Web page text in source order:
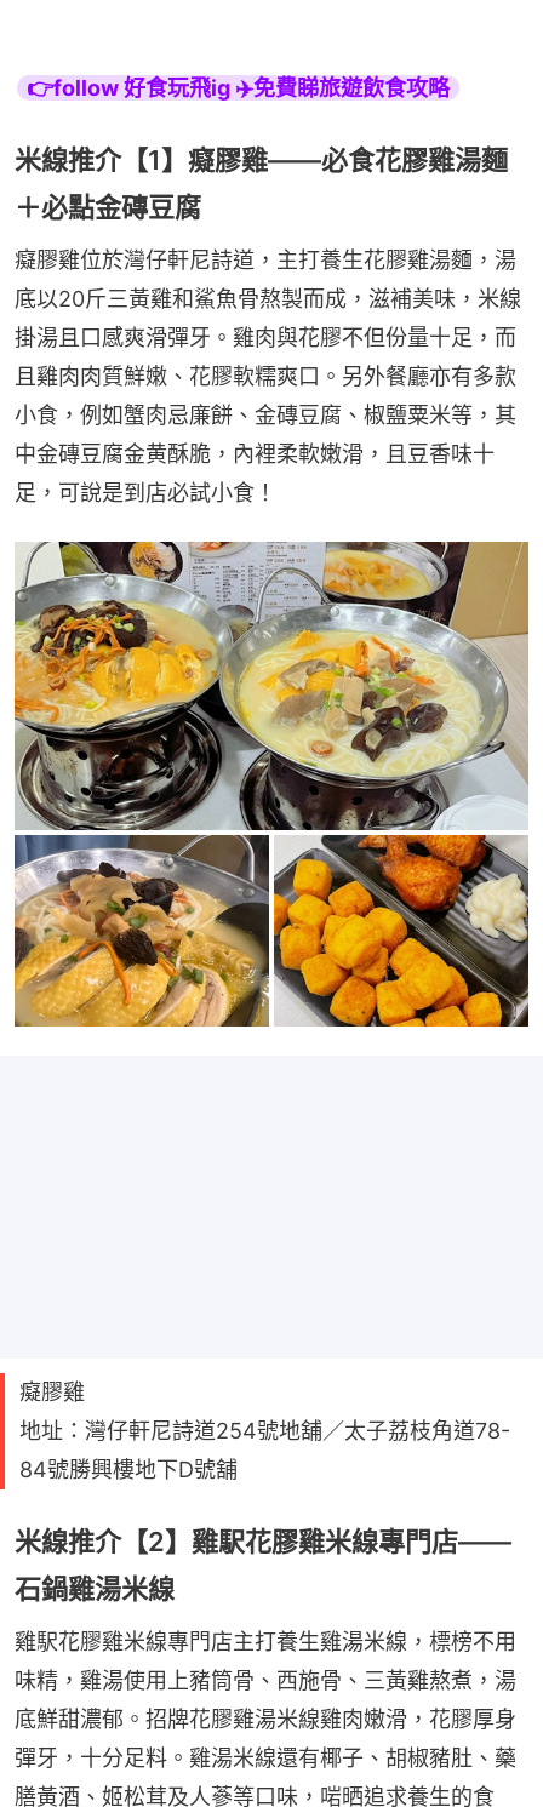
👉follow 好食玩飛ig ✈️免費睇旅遊飲食攻略
米線推介【1】癡膠雞——必食花膠雞湯麵
＋必點金磚豆腐
癡膠雞位於灣仔軒尼詩道，主打養生花膠雞湯麵，湯
底以20斤三黃雞和鯊魚骨熬製而成，滋補美味，米線
掛湯且口感爽滑彈牙。雞肉與花膠不但份量十足，而
且雞肉肉質鮮嫩、花膠軟糯爽口。另外餐廳亦有多款
小食，例如蟹肉忌廉餅、金磚豆腐、椒鹽粟米等，其
中金磚豆腐金黄酥脆，內裡柔軟嫩滑，且豆香味十
足，可說是到店必試小食！
癡膠雞
地址：灣仔軒尼詩道254號地舖／太子荔枝角道78-
84號勝興樓地下D號舖
米線推介【2】雞駅花膠雞米線專門店——
石鍋雞湯米線
雞駅花膠雞米線專門店主打養生雞湯米線，標榜不用
味精，雞湯使用上豬筒骨、西施骨、三黃雞熬煮，湯
底鮮甜濃郁。招牌花膠雞湯米線雞肉嫩滑，花膠厚身
彈牙，十分足料。雞湯米線還有椰子、胡椒豬肚、藥
膳黃酒、姬松茸及人蔘等口味，啱晒追求養生的食